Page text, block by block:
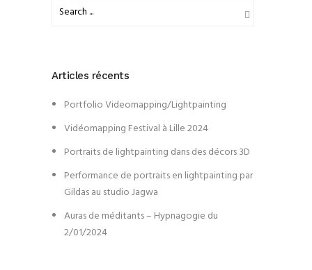
Articles récents
Portfolio Videomapping/Lightpainting
Vidéomapping Festival à Lille 2024
Portraits de lightpainting dans des décors 3D
Performance de portraits en lightpainting par
Gildas au studio Jagwa
Auras de méditants – Hypnagogie du
2/01/2024